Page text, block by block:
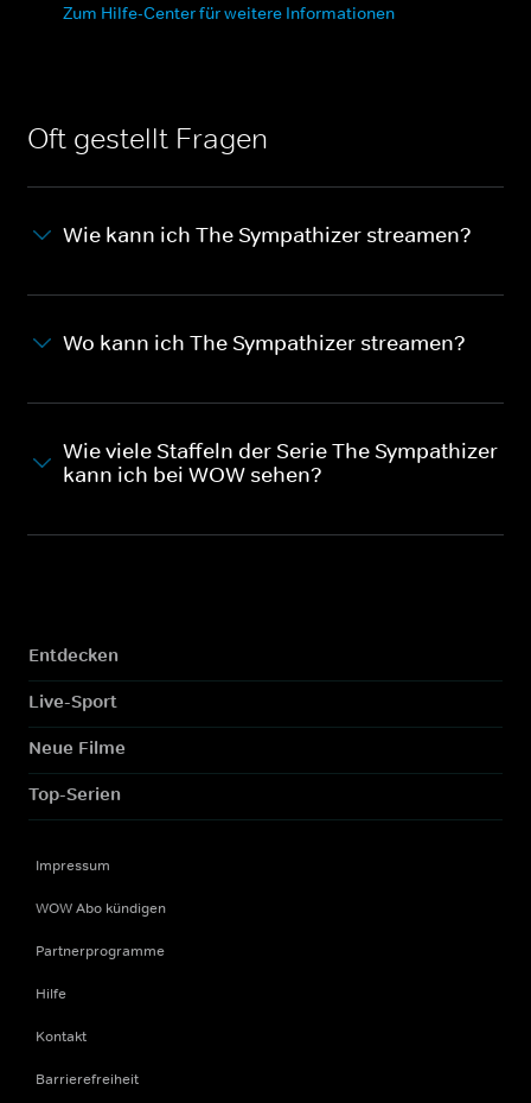
Zum Hilfe-Center für weitere Informationen
Oft gestellt Fragen
Wie kann ich The Sympathizer streamen?
Wo kann ich The Sympathizer streamen?
Wie viele Staffeln der Serie The Sympathizer
kann ich bei WOW sehen?
Entdecken
Live-Sport
Neue Filme
Top-Serien
Impressum
WOW Abo kündigen
Partnerprogramme
Hilfe
Kontakt
Barrierefreiheit